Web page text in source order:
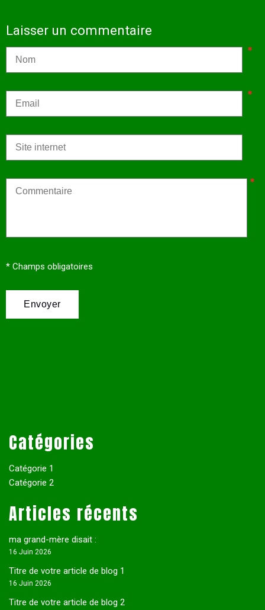
Laisser un commentaire
* Champs obligatoires
Catégories
Catégorie 1
Catégorie 2
Articles récents
ma grand-mère disait :
16 Juin 2026
Titre de votre article de blog 1
16 Juin 2026
Titre de votre article de blog 2